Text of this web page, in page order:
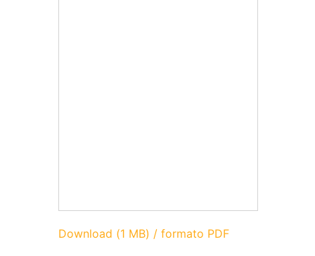
Download (1 MB) / formato PDF